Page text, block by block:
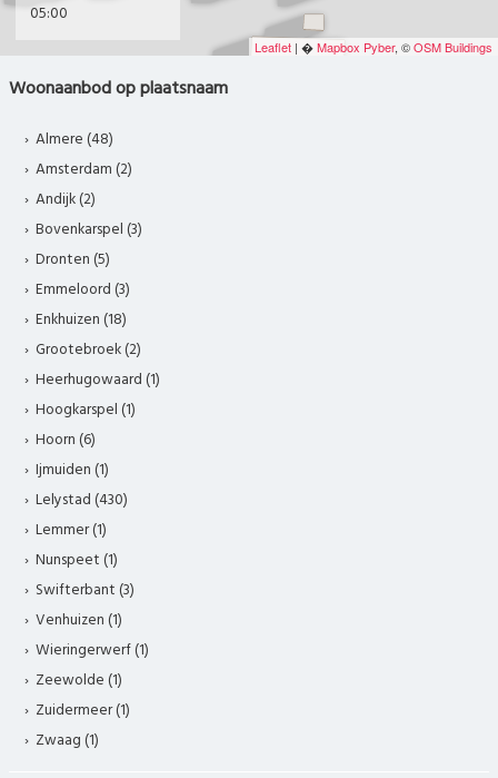
Leaflet | �Mapbox Pyber, ©OSM Buildings
05:00
Woonaanbod op plaatsnaam
Almere (48)
Amsterdam (2)
Andijk (2)
Bovenkarspel (3)
Dronten (5)
Emmeloord (3)
Enkhuizen (18)
Grootebroek (2)
Heerhugowaard (1)
Hoogkarspel (1)
Hoorn (6)
Ijmuiden (1)
Lelystad (430)
Lemmer (1)
Nunspeet (1)
Swifterbant (3)
Venhuizen (1)
Wieringerwerf (1)
Zeewolde (1)
Zuidermeer (1)
Zwaag (1)